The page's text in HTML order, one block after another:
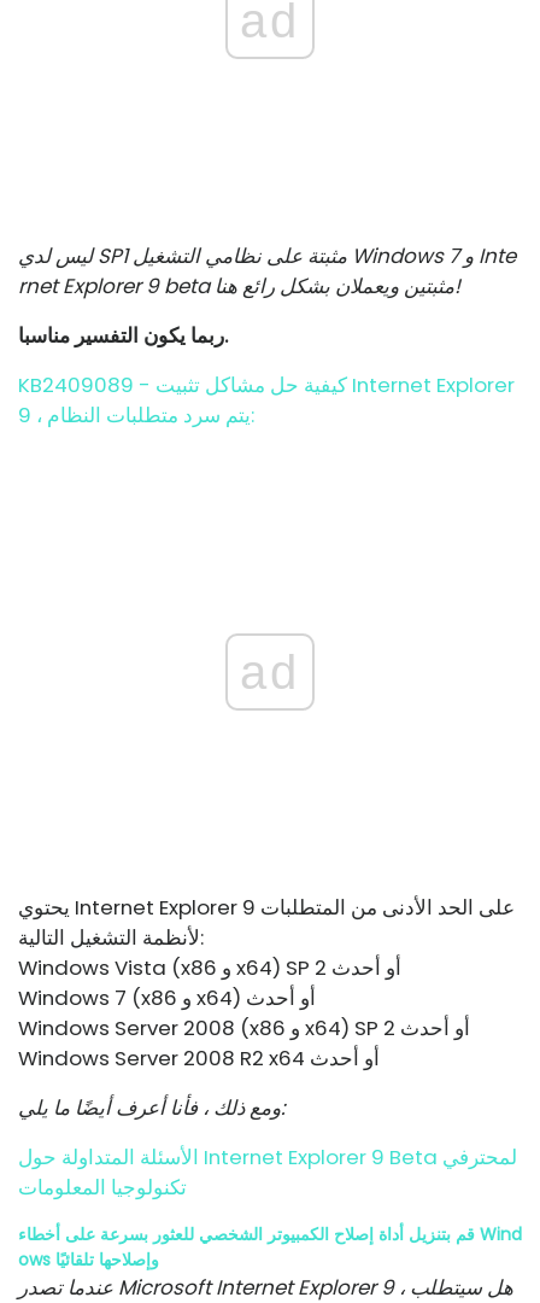
ad
ليس لدي SP1 مثبتة على نظامي التشغيل Windows 7 و Inte
rnet Explorer 9 beta مثبتين ويعملان بشكل رائع هنا!
ربما يكون التفسير مناسبا.
KB2409089 - كيفية حل مشاكل تثبيت Internet Explorer
9 ، يتم سرد متطلبات النظام:
ad
يحتوي Internet Explorer 9 على الحد الأدنى من المتطلبات
لأنظمة التشغيل التالية:
Windows Vista (x86 و x64) SP 2 أو أحدث
Windows 7 (x86 و x64) أو أحدث
Windows Server 2008 (x86 و x64) SP 2 أو أحدث
Windows Server 2008 R2 x64 أو أحدث
ومع ذلك ، فأنا أعرف أيضًا ما يلي:
الأسئلة المتداولة حول Internet Explorer 9 Beta لمحترفي
تكنولوجيا المعلومات
قم بتنزيل أداة إصلاح الكمبيوتر الشخصي للعثور بسرعة على أخطاء Wind
ows وإصلاحها تلقائيًا
عندما تصدر Microsoft Internet Explorer 9 ، هل سيتطلب